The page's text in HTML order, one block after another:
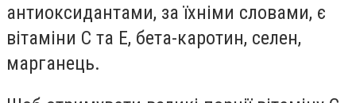
антиоксидантами, за їхніми словами, є
вітаміни С та E, бета-каротин, селен,
марганець.